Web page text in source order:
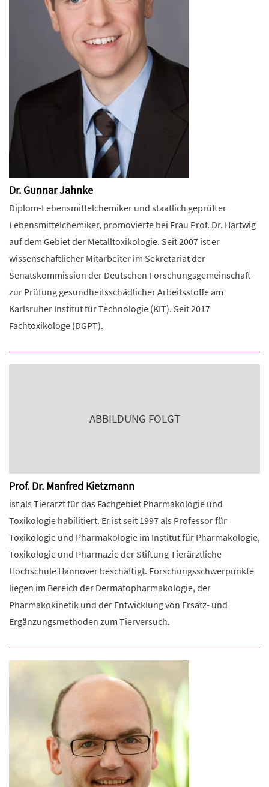
Dr. Gunnar Jahnke
Diplom-Lebensmittelchemiker und staatlich geprüfter
Lebensmittelchemiker, promovierte bei Frau Prof. Dr. Hartwig
auf dem Gebiet der Metalltoxikologie. Seit 2007 ist er
wissenschaftlicher Mitarbeiter im Sekretariat der
Senatskommission der Deutschen Forschungsgemeinschaft
zur Prüfung gesundheitsschädlicher Arbeitsstoffe am
Karlsruher Institut für Technologie (KIT). Seit 2017
Fachtoxikologe (DGPT).
ABBILDUNG FOLGT
Prof. Dr. Manfred Kietzmann
ist als Tierarzt für das Fachgebiet Pharmakologie und
Toxikologie habilitiert. Er ist seit 1997 als Professor für
Toxikologie und Pharmakologie im Institut für Pharmakologie,
Toxikologie und Pharmazie der Stiftung Tierärztliche
Hochschule Hannover beschäftigt. Forschungsschwerpunkte
liegen im Bereich der Dermatopharmakologie, der
Pharmakokinetik und der Entwicklung von Ersatz- und
Ergänzungsmethoden zum Tierversuch.